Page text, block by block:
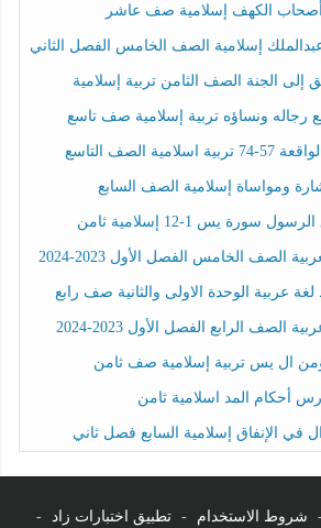
الكهف إسلامية صف عاشر
إسلامية الصف الخامس الفصل الثاني
الجنة الصف الثامن تربية إسلامية
ونساؤه تربية إسلامية صف تاسع
الصف التاسع
ومواساة إسلامية الصف السابع
يس 1-12 إسلامية ثامن
الصف الخامس الفصل الأول 2023-2024
عربية الوحدة الاولى والثانية صف رابع
الصف الرابع الفصل الأول 2023-2024
ال يس تربية إسلامية صف ثامن
أحكام المد اسلامية ثامن
في الإنفاق إسلامية السابع فصل ثاني
شروط الاستخدام - تطبيق اختبارات زاد -